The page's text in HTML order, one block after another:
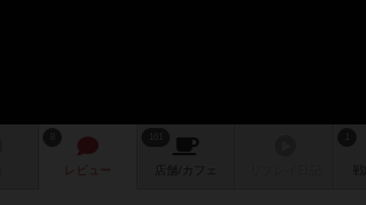
レビュー 店舗/ カフェ